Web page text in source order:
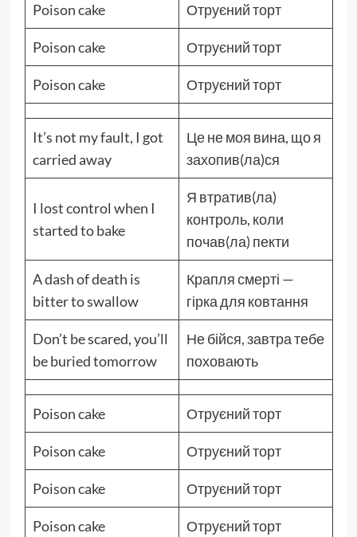
Poison cake Отруєний торт
Poison cake Отруєний торт
Poison cake Отруєний торт
It’s not my fault, I got
carried away
Це не моя вина, що я
захопив(ла)ся
I lost control when I
started to bake
Я втратив(ла)
контроль, коли
почав(ла) пекти
A dash of death is
bitter to swallow
Крапля смерті —
гірка для ковтання
Don’t be scared, you’ll
be buried tomorrow
Не бійся, завтра тебе
поховають
Poison cake Отруєний торт
Poison cake Отруєний торт
Poison cake Отруєний торт
Poison cake Отруєний торт